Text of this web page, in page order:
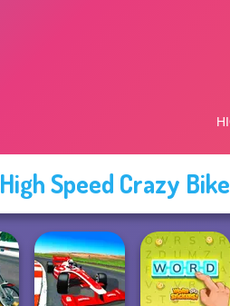
High Speed Crazy Bike